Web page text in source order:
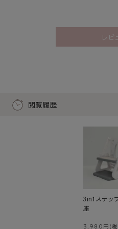
レビ
閲覧履歴
3in1ステッ
座
3,980